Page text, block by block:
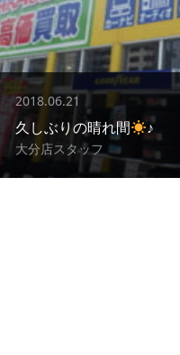
2018.06.21
久しぶりの晴れ間 ♪
大分店スタッフ